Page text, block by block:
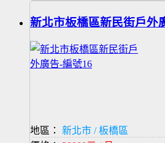
新北市板橋區新民街戶外
地區：
新北市 / 板橋區